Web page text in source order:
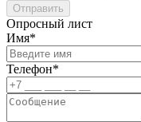
Отправить
Опросный лист
Имя*
Телефон*